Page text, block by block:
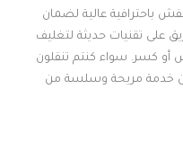
باحترافية عالية لضمان
على تقنيات حديثة لتغليف
أو كسر. سواء كنتم تنقلون
خدمة مريحة وسلسة من